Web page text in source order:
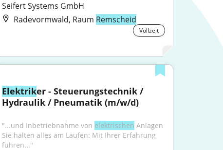
Seifert Systems GmbH
Radevormwald, Raum Remscheid
Vollzeit
Elektriker - Steuerungstechnik /
Hydraulik / Pneumatik (m/w/d)
"...und Inbetriebnahme von elektrischen Anlagen
Sie halten alles am Laufen: Mit Ihrer Erfahrung
führen..."